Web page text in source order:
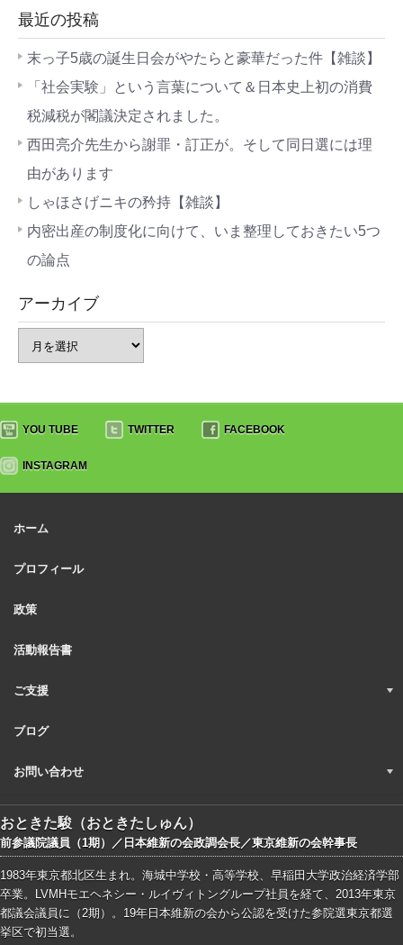
最近の投稿
末っ子5歳の誕生日会がやたらと豪華だった件【雑談】
「社会実験」という言葉について＆日本史上初の消費
税減税が閣議決定されました。
西田亮介先生から謝罪・訂正が。そして同日選には理
由があります
しゃほさげニキの矜持【雑談】
内密出産の制度化に向けて、いま整理しておきたい5つ
の論点
アーカイブ
YOU TUBE TWITTER FACEBOOK
INSTAGRAM
ホーム
プロフィール
政策
活動報告書
ご支援
ブログ
お問い合わせ
おときた駿（おときたしゅん）
前参議院議員（1期）／日本維新の会政調会長／東京維新の会幹事長
1983年東京都北区生まれ。海城中学校・高等学校、早稲田大学政治経済学部
卒業。LVMHモエヘネシー・ルイヴィトングループ社員を経て、2013年東京
都議会議員に（2期）。19年日本維新の会から公認を受けた参院選東京都選
挙区で初当選。